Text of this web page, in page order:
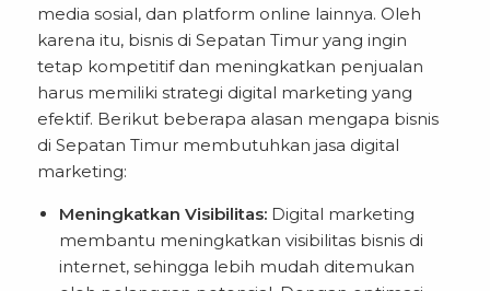
media sosial, dan platform online lainnya. Oleh
karena itu, bisnis di Sepatan Timur yang ingin
tetap kompetitif dan meningkatkan penjualan
harus memiliki strategi digital marketing yang
efektif. Berikut beberapa alasan mengapa bisnis
di Sepatan Timur membutuhkan jasa digital
marketing:
Meningkatkan Visibilitas: Digital marketing
membantu meningkatkan visibilitas bisnis di
internet, sehingga lebih mudah ditemukan